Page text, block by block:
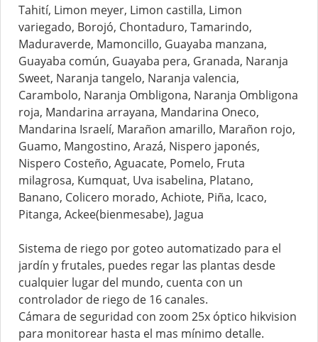
Tahití, Limon meyer, Limon castilla, Limon
variegado, Borojó, Chontaduro, Tamarindo,
Maduraverde, Mamoncillo, Guayaba manzana,
Guayaba común, Guayaba pera, Granada, Naranja
Sweet, Naranja tangelo, Naranja valencia,
Carambolo, Naranja Ombligona, Naranja Ombligona
roja, Mandarina arrayana, Mandarina Oneco,
Mandarina Israelí, Marañon amarillo, Marañon rojo,
Guamo, Mangostino, Arazá, Nispero japonés,
Nispero Costeño, Aguacate, Pomelo, Fruta
milagrosa, Kumquat, Uva isabelina, Platano,
Banano, Colicero morado, Achiote, Piña, Icaco,
Pitanga, Ackee(bienmesabe), Jagua
Sistema de riego por goteo automatizado para el
jardín y frutales, puedes regar las plantas desde
cualquier lugar del mundo, cuenta con un
controlador de riego de 16 canales.
Cámara de seguridad con zoom 25x óptico hikvision
para monitorear hasta el mas mínimo detalle.